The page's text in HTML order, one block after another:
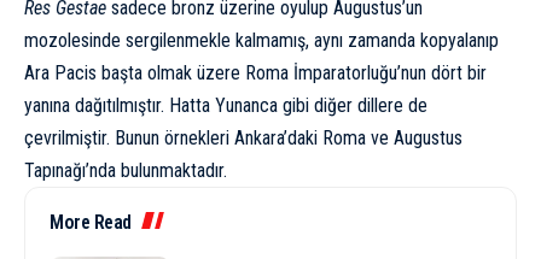
Res Gestae sadece bronz üzerine oyulup Augustus’un
mozolesinde sergilenmekle kalmamış, aynı zamanda kopyalanıp
Ara Pacis başta olmak üzere Roma İmparatorluğu’nun dört bir
yanına dağıtılmıştır. Hatta Yunanca gibi diğer dillere de
çevrilmiştir. Bunun örnekleri Ankara’daki Roma ve Augustus
Tapınağı’nda bulunmaktadır.
More Read